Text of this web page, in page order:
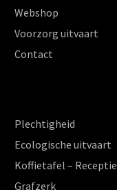
Webshop
Voorzorg uitvaart
Contact
Plechtigheid
Ecologische uitvaart
Koffietafel – Receptie
Grafzerk